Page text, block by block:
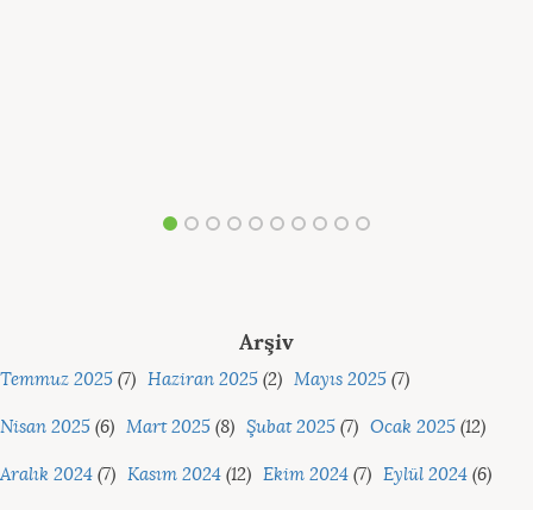
Arşiv
Temmuz 2025 (7) Haziran 2025 (2) Mayıs 2025 (7)
Nisan 2025 (6) Mart 2025 (8) Şubat 2025 (7) Ocak 2025 (12)
Aralık 2024 (7) Kasım 2024 (12) Ekim 2024 (7) Eylül 2024 (6)